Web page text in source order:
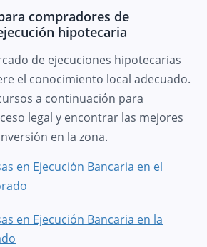
compradores de
hipotecaria
de ejecuciones hipotecarias
el conocimiento local adecuado.
a continuación para
legal y encontrar las mejores
en la zona.
en Ejecución Bancaria en el
en Ejecución Bancaria en la